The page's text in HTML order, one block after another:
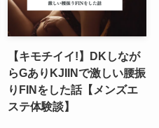
【キモチイイ!】DKしなが
らGありKJIINで激しい腰振
りFINをした話【メンズエ
ステ体験談】